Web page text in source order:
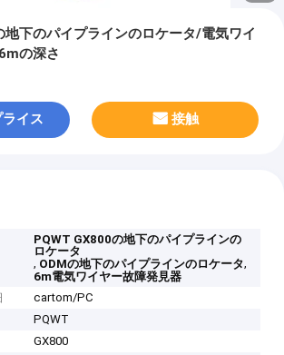
地下のパイプラインのロケータ/電気ワイ
の深さ
イス 接触
PQWT GX800の地下のパイプラインの
ロケータ
, ODMの地下のパイプラインのロケータ,
6m電気ワイヤー故障発見器
cartom/PC
PQWT
GX800